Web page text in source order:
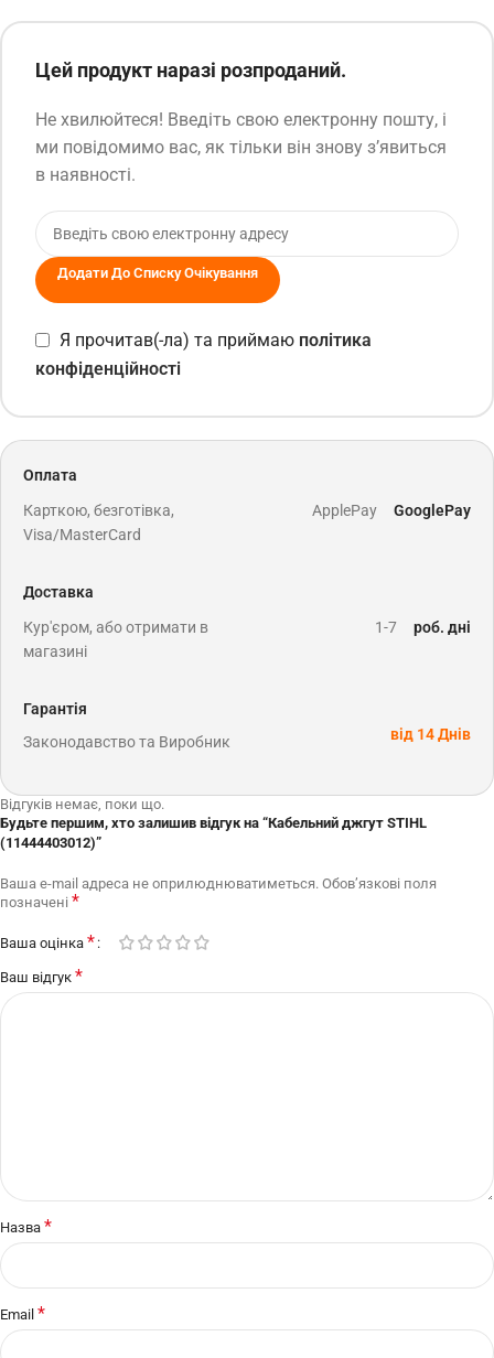
Цей продукт наразі розпроданий.
Не хвилюйтеся! Введіть свою електронну пошту, і
ми повідомимо вас, як тільки він знову з’явиться
в наявності.
Додати До Списку Очікування
Я прочитав(-ла) та приймаю політика
конфіденційності
Оплата
Карткою, безготівка,
Visa/MasterCard
ApplePay GooglePay
Доставка
Кур'єром, або отримати в
магазині
1-7 роб. дні
Гарантія
Законодавство та Виробник
від 14 Днів
Відгуків немає, поки що.
Будьте першим, хто залишив відгук на “Кабельний джгут STIHL
(11444403012)”
Ваша e-mail адреса не оприлюднюватиметься. Обов’язкові поля
позначені *
Ваша оцінка *
Ваш відгук *
Назва *
Email *